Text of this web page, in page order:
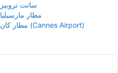
سانت تروبيز
مطار مارسيليا
مطار كان (Cannes Airport)